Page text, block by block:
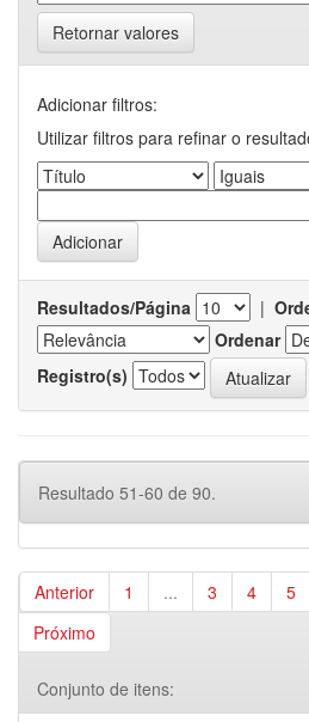
Retornar valores
Adicionar filtros:
Utilizar filtros para refinar o
Resultados/Página |
Ordenar
Registro(s)
Resultado 51-60 de 90.
Anterior 1 ... 3 4 5
Próximo
Conjunto de itens: